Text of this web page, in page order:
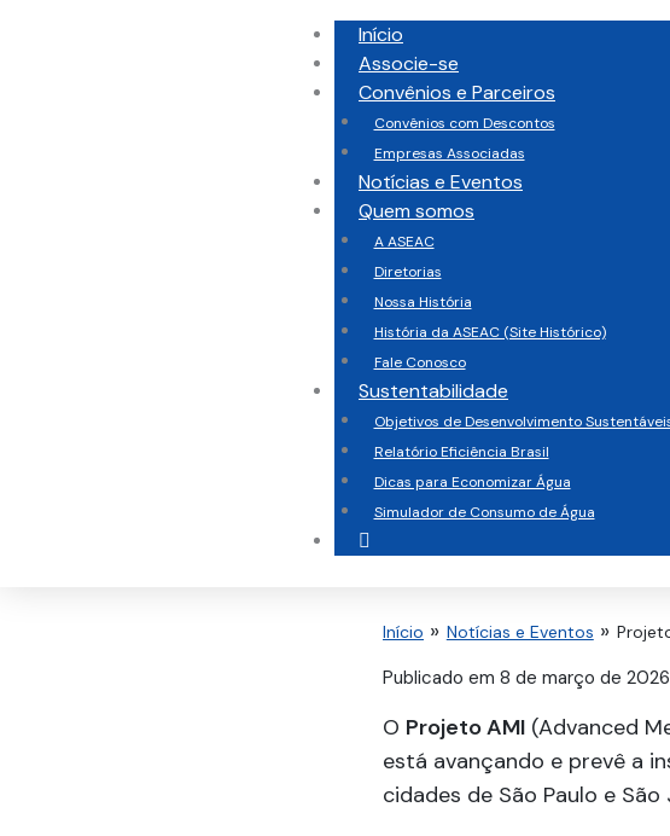
Início
Associe-se
Convênios e Parceiros
Convênios com Descontos
Empresas Associadas
Notícias e Eventos
Quem somos
A ASEAC
Diretorias
Nossa História
História da ASEAC (Site Histórico)
Fale Conosco
Sustentabilidade
Objetivos de Desenvolvimento
Relatório Eficiência Brasil
Dicas para Economizar Água
Simulador de Consumo de Água
Início Notícias e Eventos
Publicado em 8 de março de 2026
O Projeto AMI (Advanced
está avançando e prevê a
cidades de São Paulo e